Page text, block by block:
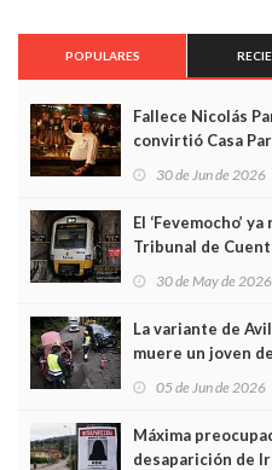
POPULARES
Fallece Nicolás
convirtió Casa
30 de Jun de 2026
El ‘Fevemocho’
Tribunal de
30 de May de 2026
La variante de
muere un joven
05 de Jun de 2026
Máxima
desaparición de